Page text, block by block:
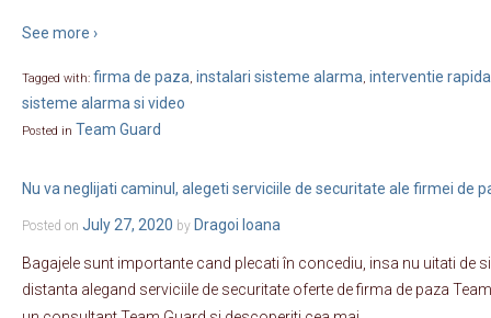
See more ›
Tagged with: firma de paza, instalari sisteme alarma, interventie rapida
sisteme alarma si video
Posted in Team Guard
Nu va neglijati caminul, alegeti serviciile de securitate ale firmei de
Posted on July 27, 2020 by Dragoi Ioana
Bagajele sunt importante cand plecati în concediu, insa nu uitati de
distanta alegand serviciile de securitate oferte de firma de paza